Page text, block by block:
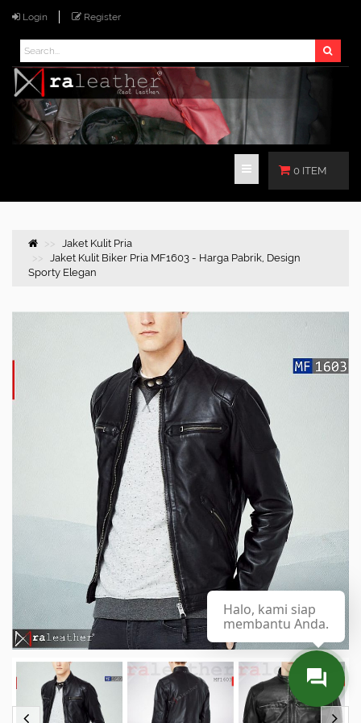
Login Register
0 ITEM
Jaket Kulit Pria
Jaket Kulit Biker Pria MF1603 - Harga Pabrik, Design
Sporty Elegan
Halo, kami siap
membantu Anda.